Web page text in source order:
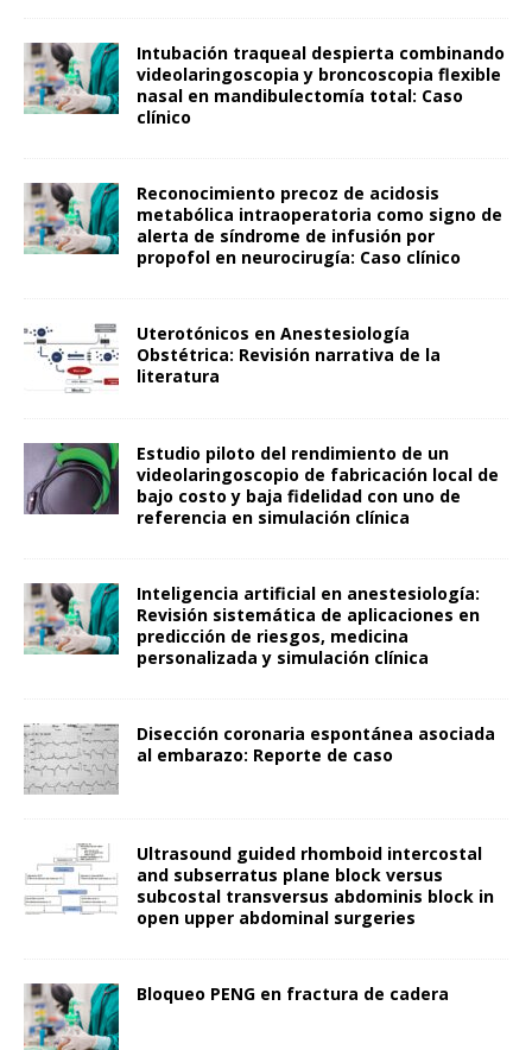
Intubación traqueal despierta combinando
videolaringoscopia y broncoscopia flexible
nasal en mandibulectomía total: Caso
clínico
Reconocimiento precoz de acidosis
metabólica intraoperatoria como signo de
alerta de síndrome de infusión por
propofol en neurocirugía: Caso clínico
Uterotónicos en Anestesiología
Obstétrica: Revisión narrativa de la
literatura
Estudio piloto del rendimiento de un
videolaringoscopio de fabricación local de
bajo costo y baja fidelidad con uno de
referencia en simulación clínica
Inteligencia artificial en anestesiología:
Revisión sistemática de aplicaciones en
predicción de riesgos, medicina
personalizada y simulación clínica
Disección coronaria espontánea asociada
al embarazo: Reporte de caso
Ultrasound guided rhomboid intercostal
and subserratus plane block versus
subcostal transversus abdominis block in
open upper abdominal surgeries
Bloqueo PENG en fractura de cadera